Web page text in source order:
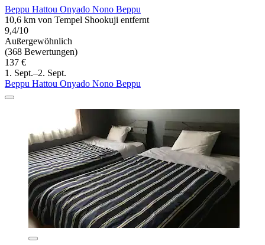
Beppu Hattou Onyado Nono Beppu
10,6 km von Tempel Shookuji entfernt
9,4/10
Außergewöhnlich
(368 Bewertungen)
137 €
1. Sept.–2. Sept.
Beppu Hattou Onyado Nono Beppu